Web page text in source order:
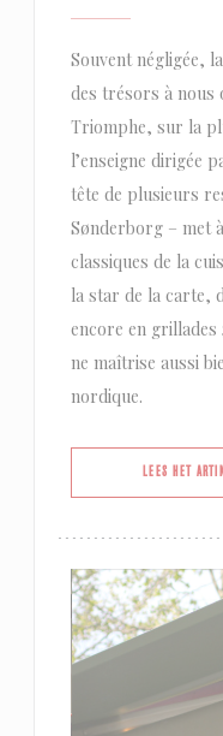
Souvent négligée,
des trésors à nous
Triomphe, sur la
l’enseigne dirigée
tête de plusieurs
Sønderborg – met
classiques de la
la star de la carte,
encore en
ne maîtrise aussi
nordique.
LEES HET